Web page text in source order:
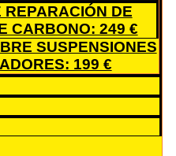
REPARACIÓN DE
CARBONO: 249 €
SUSPENSIONES
199 €